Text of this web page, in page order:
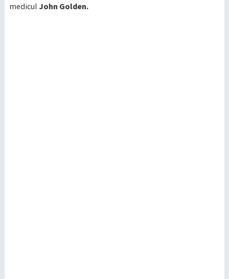
medicul John Golden.